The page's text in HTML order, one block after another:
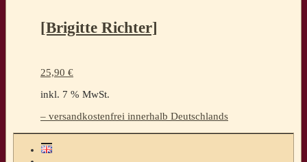
[Brigitte Richter]
25,90 €
inkl. 7 % MwSt.
– versandkostenfrei innerhalb Deutschlands